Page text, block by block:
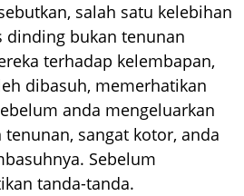
salah satu kelebihan
dinding bukan tenunan
terhadap kelembapan,
dibasuh, memerhatikan
anda mengeluarkan
sangat kotor, anda
Sebelum
tanda-tanda.